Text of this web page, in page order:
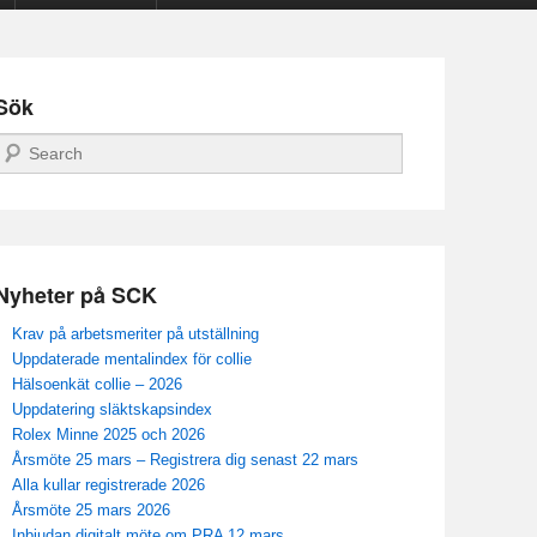
Sök
på SCK
Krav på arbetsmeriter på utställning
Uppdaterade mentalindex för collie
Hälsoenkät collie – 2026
Uppdatering släktskapsindex
Rolex Minne 2025 och 2026
Årsmöte 25 mars – Registrera dig senast 22 mars
Alla kullar registrerade 2026
Årsmöte 25 mars 2026